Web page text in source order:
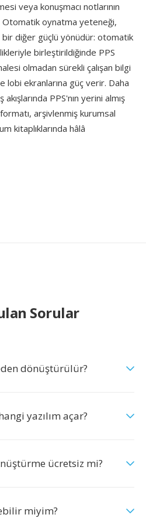
veya konuşmacı notlarının
Otomatik oynatma yeteneği,
diğer güçlü yönüdür: otomatik
birleştirildiğinde PPS
olmadan sürekli çalışan bilgi
lobi ekranlarına güç verir. Daha
PPS'nın yerini almış
arşivlenmiş kurumsal
kitaplıklarında hâlâ
Sorular
dönüştürülür?
yazılım açar?
ücretsiz mi?
miyim?